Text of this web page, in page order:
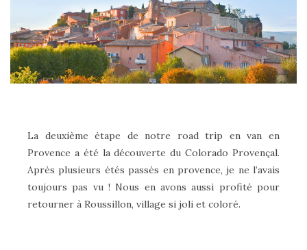
La deuxième étape de notre road trip en van en
Provence a été la découverte du Colorado Provençal.
Après plusieurs étés passés en provence, je ne l’avais
toujours pas vu ! Nous en avons aussi profité pour
retourner à Roussillon, village si joli et coloré.